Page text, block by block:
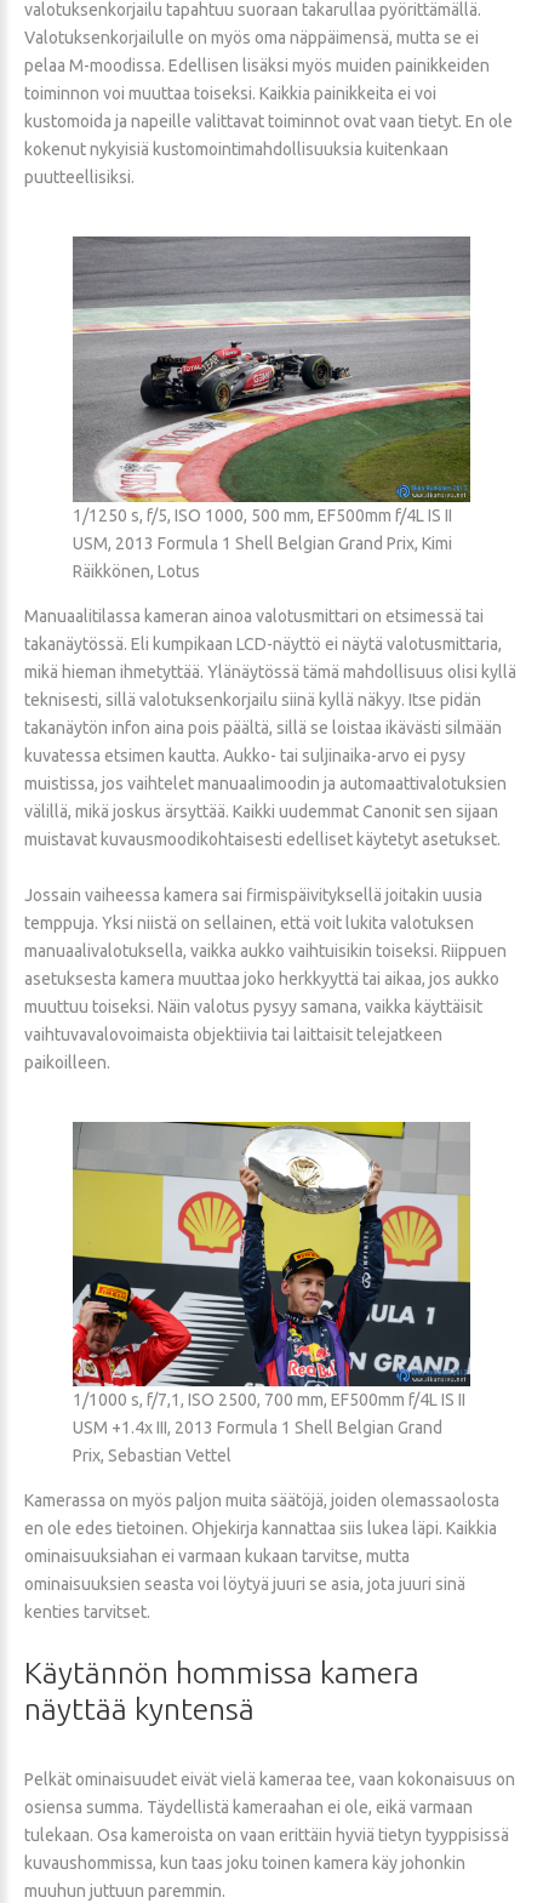
valotuksenkorjailu tapahtuu suoraan takarullaa pyörittämällä.
Valotuksenkorjailulle on myös oma näppäimensä, mutta se ei
pelaa M-moodissa. Edellisen lisäksi myös muiden painikkeiden
toiminnon voi muuttaa toiseksi. Kaikkia painikkeita ei voi
kustomoida ja napeille valittavat toiminnot ovat vaan tietyt. En ole
kokenut nykyisiä kustomointimahdollisuuksia kuitenkaan
puutteellisiksi.
1/1250 s, f/5, ISO 1000, 500 mm, EF500mm f/4L IS II
USM, 2013 Formula 1 Shell Belgian Grand Prix, Kimi
Räikkönen, Lotus
Manuaalitilassa kameran ainoa valotusmittari on etsimessä tai
takanäytössä. Eli kumpikaan LCD-näyttö ei näytä valotusmittaria,
mikä hieman ihmetyttää. Ylänäytössä tämä mahdollisuus olisi kyllä
teknisesti, sillä valotuksenkorjailu siinä kyllä näkyy. Itse pidän
takanäytön infon aina pois päältä, sillä se loistaa ikävästi silmään
kuvatessa etsimen kautta. Aukko- tai suljinaika-arvo ei pysy
muistissa, jos vaihtelet manuaalimoodin ja automaattivalotuksien
välillä, mikä joskus ärsyttää. Kaikki uudemmat Canonit sen sijaan
muistavat kuvausmoodikohtaisesti edelliset käytetyt asetukset.
Jossain vaiheessa kamera sai firmispäivityksellä joitakin uusia
temppuja. Yksi niistä on sellainen, että voit lukita valotuksen
manuaalivalotuksella, vaikka aukko vaihtuisikin toiseksi. Riippuen
asetuksesta kamera muuttaa joko herkkyyttä tai aikaa, jos aukko
muuttuu toiseksi. Näin valotus pysyy samana, vaikka käyttäisit
vaihtuvavalovoimaista objektiivia tai laittaisit telejatkeen
paikoilleen.
1/1000 s, f/7,1, ISO 2500, 700 mm, EF500mm f/4L IS II
USM +1.4x III, 2013 Formula 1 Shell Belgian Grand
Prix, Sebastian Vettel
Kamerassa on myös paljon muita säätöjä, joiden olemassaolosta
en ole edes tietoinen. Ohjekirja kannattaa siis lukea läpi. Kaikkia
ominaisuuksiahan ei varmaan kukaan tarvitse, mutta
ominaisuuksien seasta voi löytyä juuri se asia, jota juuri sinä
kenties tarvitset.
Käytännön hommissa kamera
näyttää kyntensä
Pelkät ominaisuudet eivät vielä kameraa tee, vaan kokonaisuus on
osiensa summa. Täydellistä kameraahan ei ole, eikä varmaan
tulekaan. Osa kameroista on vaan erittäin hyviä tietyn tyyppisissä
kuvaushommissa, kun taas joku toinen kamera käy johonkin
muuhun juttuun paremmin.